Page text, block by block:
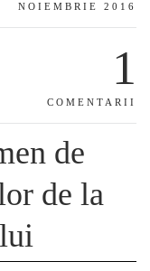
NOIEMBRIE 2016
1
COMENTARII
de
de la